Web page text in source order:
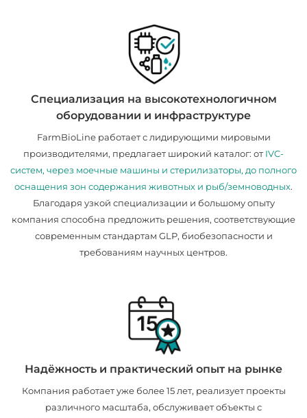
Специализация на высокотехнологичном
оборудовании и инфраструктуре
FarmBioLine работает с лидирующими мировыми
производителями, предлагает широкий каталог: от IVC-
систем, через моечные машины и стерилизаторы, до полного
оснащения зон содержания животных и рыб/земноводных.
Благодаря узкой специализации и большому опыту
компания способна предложить решения, соответствующие
современным стандартам GLP, биобезопасности и
требованиям научных центров.
Надёжность и практический опыт на рынке
Компания работает уже более 15 лет, реализует проекты
различного масштаба, обслуживает объекты с